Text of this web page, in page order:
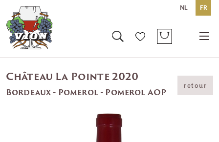
NL FR
Château La Pointe 2020
Bordeaux - Pomerol - Pomerol AOP
retour